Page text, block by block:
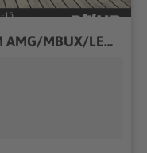
Mercedes-Benz GLC 300 d 4M AMG/MBUX/LED/360°/AHK/Totwinkel/20"